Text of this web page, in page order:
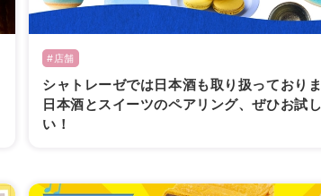
#店舗
シャトレーゼでは日本酒も取り扱っておりま
日本酒とスイーツのペアリング、ぜひお試
い！